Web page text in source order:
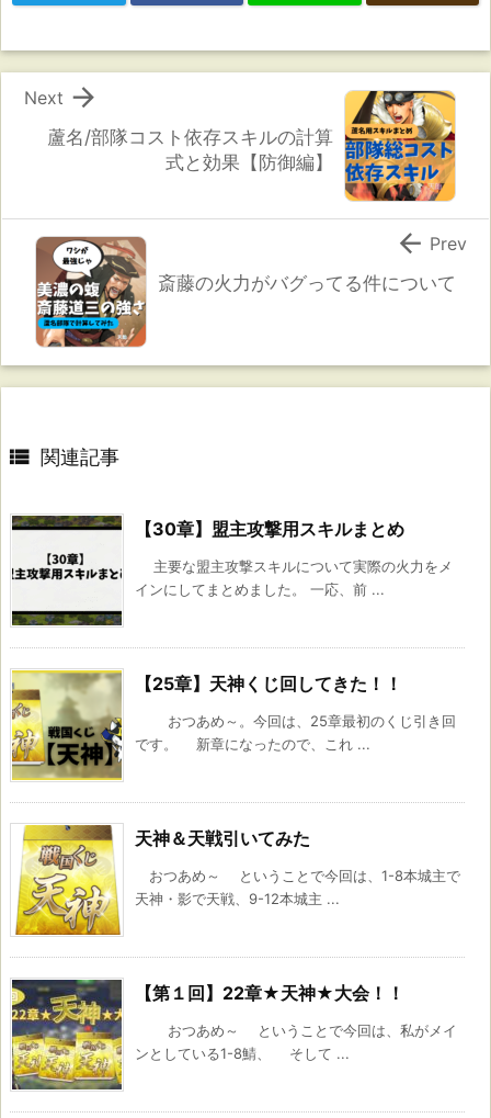
蘆名/部隊コスト依存スキルの計算
式と効果【防御編】

Next
斎藤の火力がバグってる件について
 Prev
 関連記事
【30章】盟主攻撃用スキルまとめ
主要な盟主攻撃スキルについて実際の火力をメ
インにしてまとめました。 一応、前 ...
【25章】天神くじ回してきた！！
おつあめ～。今回は、25章最初のくじ引き回
です。 新章になったので、これ ...
天神＆天戦引いてみた
おつあめ～ ということで今回は、1-8本城主で
天神・影で天戦、9-12本城主 ...
【第１回】22章★天神★大会！！
おつあめ～ ということで今回は、私がメイ
ンとしている1-8鯖、 そして ...